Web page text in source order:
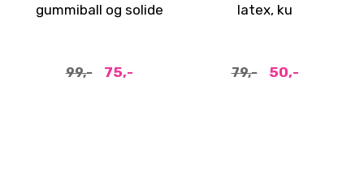
gummiball og solide
99,- 75,-
latex, ku
79,- 50,-